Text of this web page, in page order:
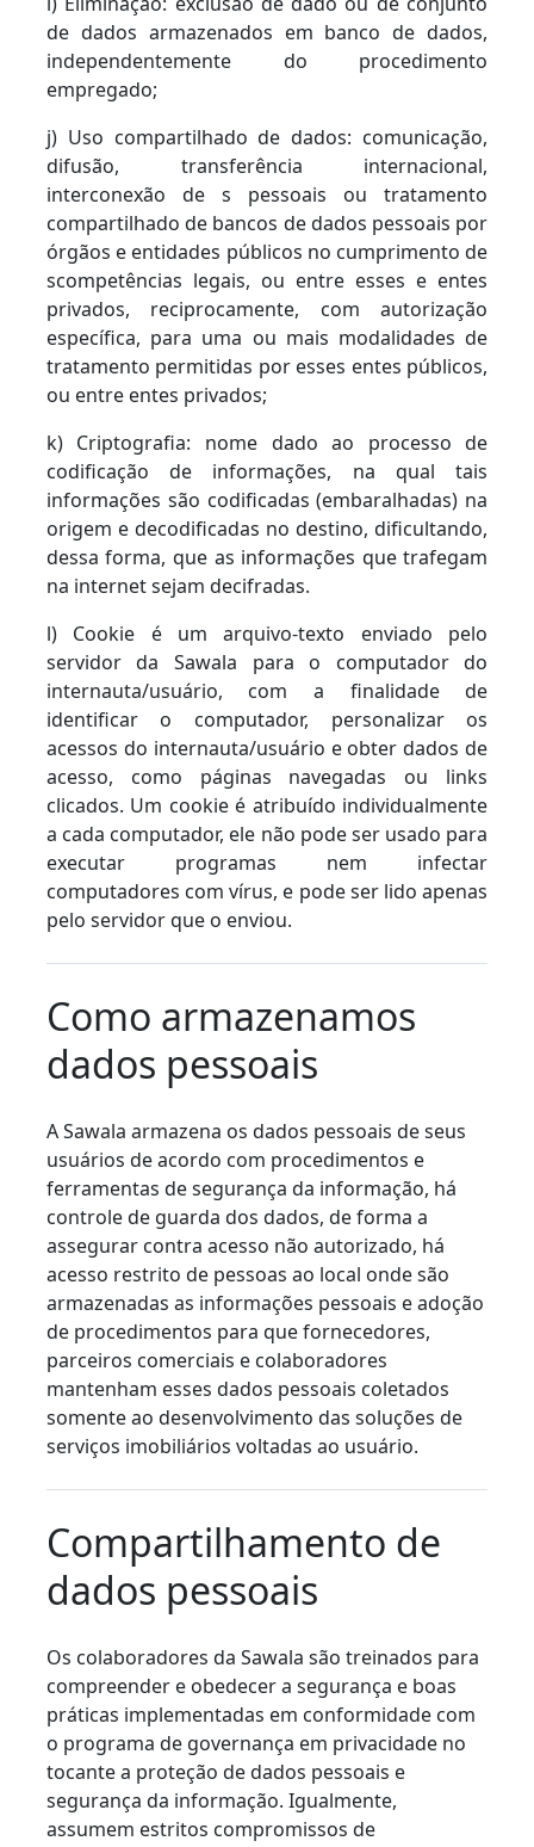
de dados armazenados em banco de dados,
independentemente do procedimento
empregado;
j) Uso compartilhado de dados: comunicação,
difusão, transferência internacional,
interconexão de s pessoais ou tratamento
compartilhado de bancos de dados pessoais por
órgãos e entidades públicos no cumprimento de
scompetências legais, ou entre esses e entes
privados, reciprocamente, com autorização
específica, para uma ou mais modalidades de
tratamento permitidas por esses entes públicos,
ou entre entes privados;
k) Criptografia: nome dado ao processo de
codificação de informações, na qual tais
informações são codificadas (embaralhadas) na
origem e decodificadas no destino, dificultando,
dessa forma, que as informações que trafegam
na internet sejam decifradas.
l) Cookie é um arquivo-texto enviado pelo
servidor da Sawala para o computador do
internauta/usuário, com a finalidade de
identificar o computador, personalizar os
acessos do internauta/usuário e obter dados de
acesso, como páginas navegadas ou links
clicados. Um cookie é atribuído individualmente
a cada computador, ele não pode ser usado para
executar programas nem infectar
computadores com vírus, e pode ser lido apenas
pelo servidor que o enviou.
Como armazenamos
dados pessoais
A Sawala armazena os dados pessoais de seus
usuários de acordo com procedimentos e
ferramentas de segurança da informação, há
controle de guarda dos dados, de forma a
assegurar contra acesso não autorizado, há
acesso restrito de pessoas ao local onde são
armazenadas as informações pessoais e adoção
de procedimentos para que fornecedores,
parceiros comerciais e colaboradores
mantenham esses dados pessoais coletados
somente ao desenvolvimento das soluções de
serviços imobiliários voltadas ao usuário.
Compartilhamento de
dados pessoais
Os colaboradores da Sawala são treinados para
compreender e obedecer a segurança e boas
práticas implementadas em conformidade com
o programa de governança em privacidade no
tocante a proteção de dados pessoais e
segurança da informação. Igualmente,
assumem estritos compromissos de